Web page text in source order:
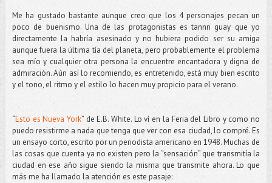
Me ha gustado bastante aunque creo que los 4 personajes pecan un
poco de buenismo. Una de las protagonistas es tannn guay que yo
directamente la habría asesinado y no hubiera podido ser su amiga
aunque fuera la última tía del planeta, pero probablemente el problema
sea mío y cualquier otra persona la encuentre encantadora y digna de
admiración. Aún así lo recomiendo, es entretenido, está muy bien escrito
y el tono, el ritmo y el estilo lo hacen muy propicio para el verano.
“Esto es Nueva York” de E.B. White. Lo ví en la Feria del Libro y como no
puedo resistirme a nada que tenga que ver con esa ciudad, lo compré. Es
un ensayo corto, escrito por un periodista americano en 1948. Muchas de
las cosas que cuenta ya no existen pero la “sensación” que transmitía la
ciudad en ese año sigue siendo la misma que transmite ahora. Lo que
más me ha llamado la atención es este pasaje: